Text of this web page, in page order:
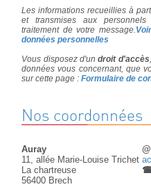
Les informations recueillies à
et transmises aux
traitement de votre message.
données personnelles
Vous disposez d'undroit d'accès
données vous concernant, que
sur cette page :Formulaire de
Nos coordonnées
Auray
11, allée Marie-Louise Trichet
La chartreuse
56400 Brech
@